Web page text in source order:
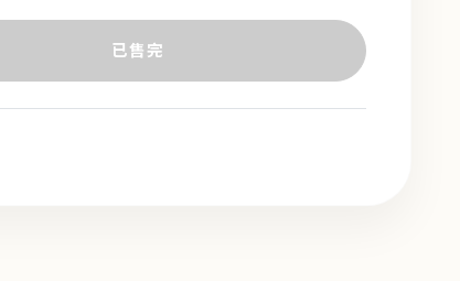
已售完